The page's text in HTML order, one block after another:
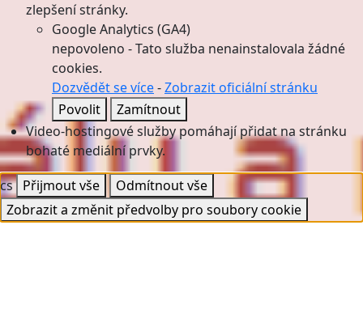
zlepšení stránky.
Google Analytics (GA4)
nepovoleno -Tato služba nenainstalovala žádné
cookies.
Dozvědět se více-Zobrazit oficiální stránku
Povolit
Zamítnout
Video-hostingové služby pomáhají přidat na stránku
bohaté mediální prvky.
cs Přijmout vše
Odmítnout vše
Zobrazit a změnit předvolby pro soubory cookie